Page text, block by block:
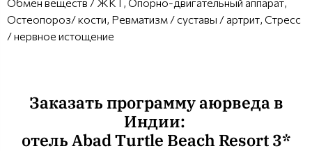
Остеопороз/ кости, Ревматизм / суставы / артрит, Стресс
/ нервное истощение
Заказать программу аюрведа в
Индии:
отель Abad Turtle Beach Resort 3*